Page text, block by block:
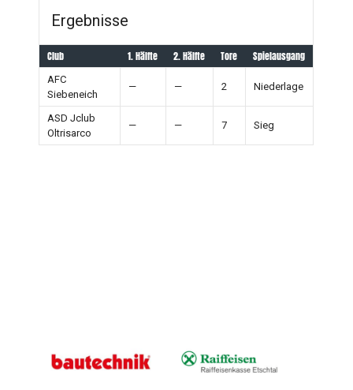
Ergebnisse
Club 1. Hälfte 2. Hälfte Tore Spielausgang
AFC
Siebeneich
— — 2 Niederlage
ASD Jclub
Oltrisarco
— — 7 Sieg